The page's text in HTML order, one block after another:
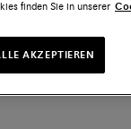
finden Sie in unserer
AKZEPTIEREN